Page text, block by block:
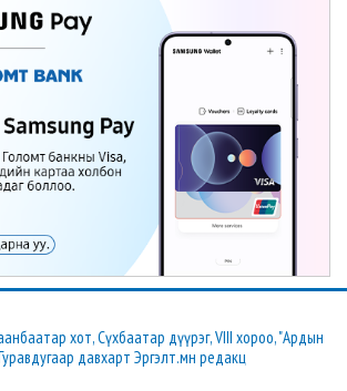
хот, Сүхбаатар дүүрэг, VIII хороо, "Ардын
давхарт Эргэлт.мн редакц